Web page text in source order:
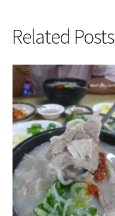
Related Posts